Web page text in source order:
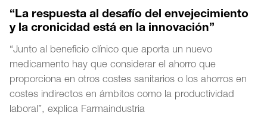
“La respuesta al desafío del envejecimiento
y la cronicidad está en la innovación”
“Junto al beneficio clínico que aporta un nuevo
medicamento hay que considerar el ahorro que
proporciona en otros costes sanitarios o los ahorros en
costes indirectos en ámbitos como la productividad
laboral”, explica Farmaindustria